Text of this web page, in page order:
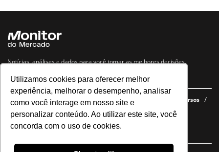
Utilizamos cookies para oferecer melhor
experiência, melhorar o desempenho, analisar
como você interage em nosso site e
personalizar conteúdo. Ao utilizar este site, você
concorda com o uso de cookies.
Notícias, análises e dados para você tomar as melhores decisões.
Navegue no site
Últimas notícias Quem somos E-books gratuitos
Cursos
Política de privacidade